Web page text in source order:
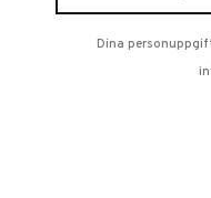
Dina